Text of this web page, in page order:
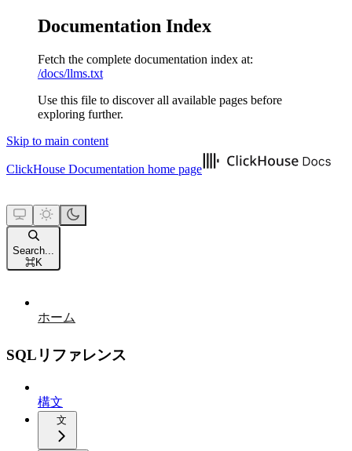
Documentation Index
Fetch the complete documentation index at:
/docs/llms.txt
Use this file to discover all available pages before
exploring further.
Skip to main content
ClickHouse Documentation home page
Search...
⌘K
ホーム
SQLリファレンス
構文
文